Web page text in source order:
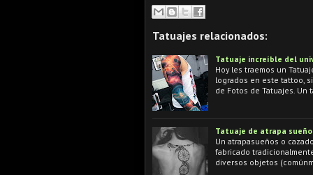
Tatuajes relacionados:
Tatuaje increíble del
Hoy les traemos un
logrados en este tattoo,
de Fotos de Tatuajes. Un
Tatuaje de atrapa
Un atrapasueños o
fabricado
diversos objetos